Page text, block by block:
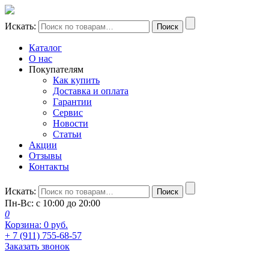
Искать: Поиск
Каталог
О нас
Покупателям
Как купить
Доставка и оплата
Гарантии
Сервис
Новости
Статьи
Акции
Отзывы
Контакты
Искать: Поиск
Пн-Вс: с 10:00 до 20:00
0
Корзина: 0 руб.
+ 7 (911) 755-68-57
Заказать звонок